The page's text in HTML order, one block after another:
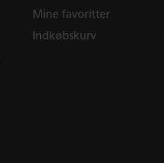
Mine favoritter
Indkøbskurv